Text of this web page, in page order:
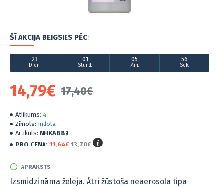
Atlikums: 4
Zīmols: Indola
Artikuls: NHKA889
PRO CENA: 11,64€ 13,70€
ŠĪ AKCIJA BEIGSIES PĒC:
23
Dien.
01
Stund.
05
Min.
56
Sek.
17,40€
14,79€
APRAKSTS
Izsmidzināma želeja. Ātri žūstoša neaerosola tipa